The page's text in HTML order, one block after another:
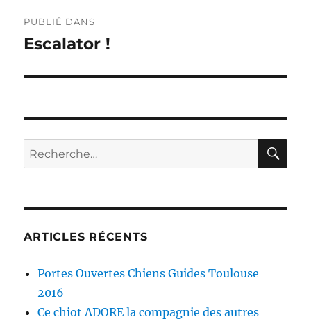
de
PUBLIÉ DANS
Escalator !
Recherche
pour :
ARTICLES RÉCENTS
Portes Ouvertes Chiens Guides Toulouse
2016
Ce chiot ADORE la compagnie des autres